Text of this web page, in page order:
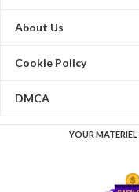
About Us
Cookie Policy
DMCA
YOUR MATERIEL